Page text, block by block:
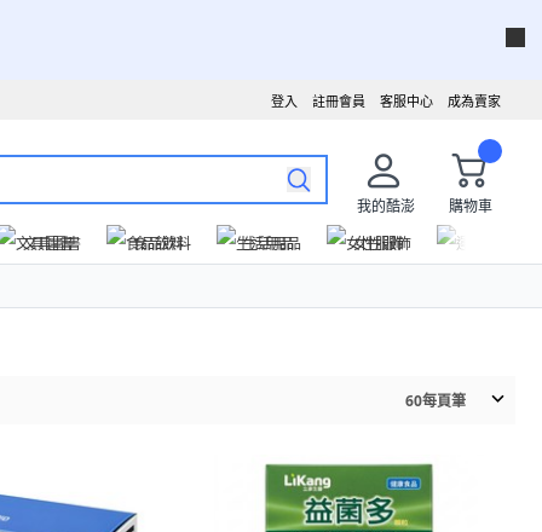
成為賣家
客服中心
註冊會員
登入
我的酷澎
購物車
文具圖書
食品飲料 生活用品 女性服飾
60每頁筆